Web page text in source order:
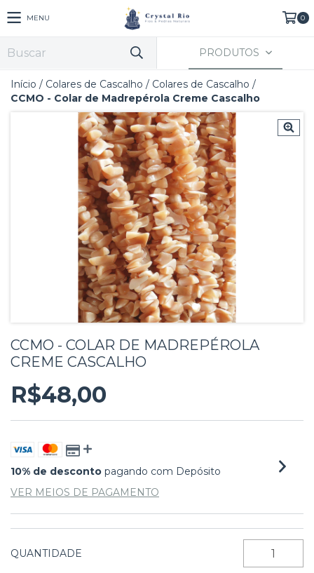
MENU 0
PRODUTOS
Início / Colares de Cascalho / Colares de Cascalho /
CCMO - Colar de Madrepérola Creme Cascalho
CCMO - COLAR DE MADREPÉROLA
CREME CASCALHO
R$48,00
10% de desconto pagando com Depósito
VER MEIOS DE PAGAMENTO
QUANTIDADE